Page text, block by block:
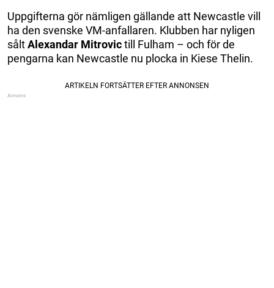
Uppgifterna gör nämligen gällande att Newcastle vill
ha den svenske VM-anfallaren. Klubben har nyligen
såltAlexandar Mitrovictill Fulham – och för de
pengarna kan Newcastle nu plocka in Kiese Thelin.